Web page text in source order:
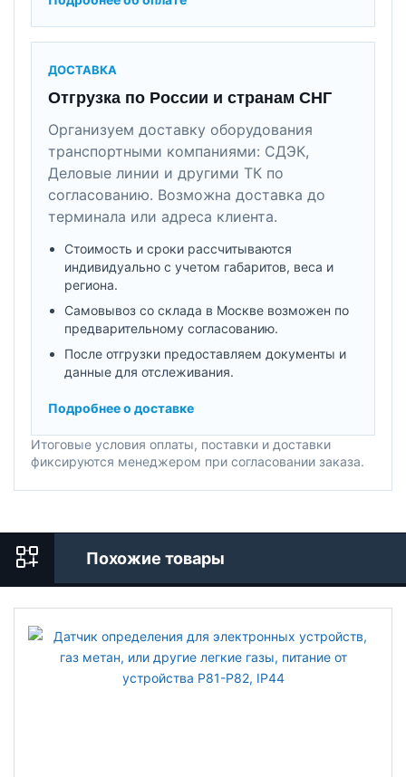
ДОСТАВКА
Отгрузка по России и странам СНГ
Организуем доставку оборудования
транспортными компаниями: СДЭК,
Деловые линии и другими ТК по
согласованию. Возможна доставка до
терминала или адреса клиента.
Стоимость и сроки рассчитываются
индивидуально с учетом габаритов, веса и
региона.
Самовывоз со склада в Москве возможен по
предварительному согласованию.
После отгрузки предоставляем документы и
данные для отслеживания.
Подробнее о доставке
Итоговые условия оплаты, поставки и доставки
фиксируются менеджером при согласовании заказа.
Похожие товары